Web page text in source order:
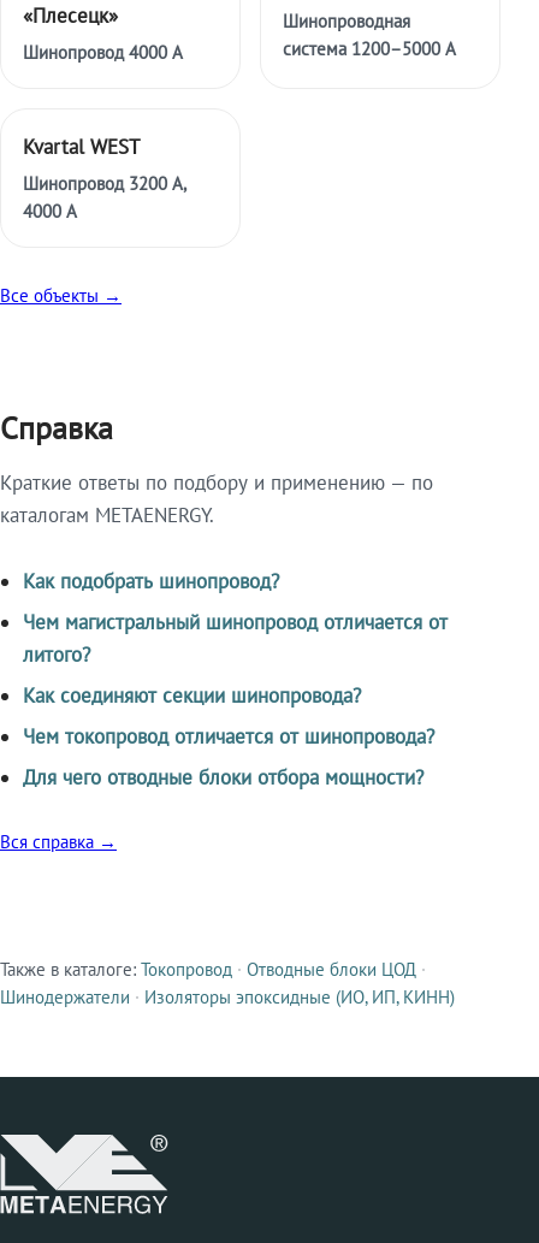
«Плесецк»
Шинопровод 4000 А
Шинопроводная
система 1200–5000 А
Kvartal WEST
Шинопровод 3200 А,
4000 А
Все объекты →
Справка
Краткие ответы по подбору и применению — по
каталогам METAENERGY.
Как подобрать шинопровод?
Чем магистральный шинопровод отличается от
литого?
Как соединяют секции шинопровода?
Чем токопровод отличается от шинопровода?
Для чего отводные блоки отбора мощности?
Вся справка →
Смежные продукты
Также в каталоге: Токопровод · Отводные блоки ЦОД ·
Шинодержатели · Изоляторы эпоксидные (ИО, ИП, КИНН)